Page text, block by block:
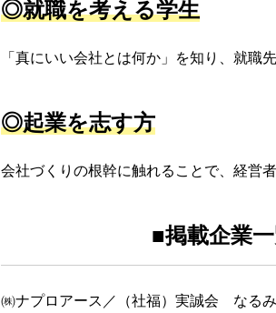
◎就職を考える学生
「真にいい会社とは何か」を知り、就職
◎起業を志す方
会社づくりの根幹に触れることで、経営
■掲載企業
㈱ナプロアース／（社福）実誠会 なる